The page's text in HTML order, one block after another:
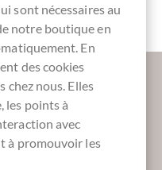
bon chocolat?
SchokoNEWS:
sont nécessaires au
notre boutique en
En
des cookies
chez nous. Elles
les points à
avec
à promouvoir les